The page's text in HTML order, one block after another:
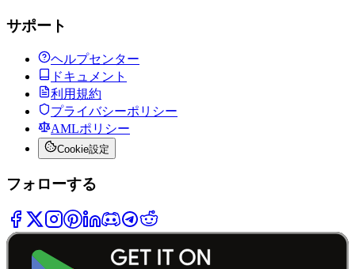
サポート
ヘルプセンター
ドキュメント
利用規約
プライバシーポリシー
AMLポリシー
Cookie設定
フォローする